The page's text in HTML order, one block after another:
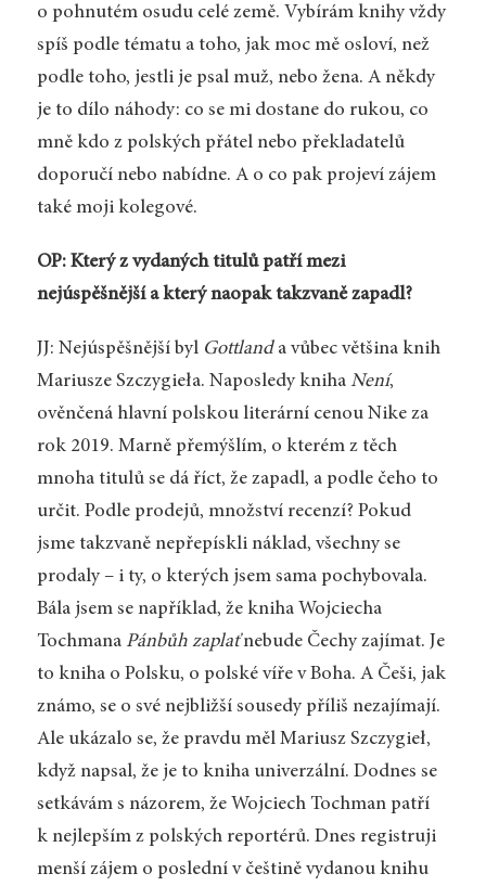
o pohnutém osudu celé země. Vybírám knihy vždy
spíš podle tématu a toho, jak moc mě osloví, než
podle toho, jestli je psal muž, nebo žena. A někdy
je to dílo náhody: co se mi dostane do rukou, co
mně kdo z polských přátel nebo překladatelů
doporučí nebo nabídne. A o co pak projeví zájem
také moji kolegové.
OP: Který z vydaných titulů patří mezi
nejúspěšnější a který naopak takzvaně zapadl?
JJ: Nejúspěšnější byl Gottlanda vůbec většina knih
Mariusze Szczygieła. Naposledy kniha Není,
ověnčená hlavní polskou literární cenou Nike za
rok 2019. Marně přemýšlím, o kterém z těch
mnoha titulů se dá říct, že zapadl, a podle čeho to
určit. Podle prodejů, množství recenzí? Pokud
jsme takzvaně nepřepískli náklad, všechny se
prodaly – i ty, o kterých jsem sama pochybovala.
Bála jsem se například, že kniha Wojciecha
Tochmana Pánbůh zaplaťnebude Čechy zajímat. Je
to kniha o Polsku, o polské víře v Boha. A Češi, jak
známo, se o své nejbližší sousedy příliš nezajímají.
Ale ukázalo se, že pravdu měl Mariusz Szczygieł,
když napsal, že je to kniha univerzální. Dodnes se
setkávám s názorem, že Wojciech Tochman patří
k nejlepším z polských reportérů. Dnes registruji
menší zájem o poslední v češtině vydanou knihu